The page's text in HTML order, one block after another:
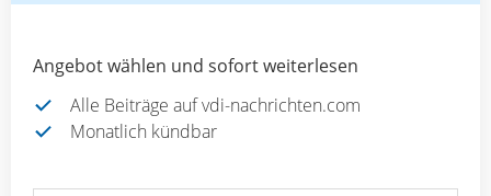
Angebot wählen und sofort weiterlesen
Alle Beiträge auf vdi-nachrichten.com
Monatlich kündbar